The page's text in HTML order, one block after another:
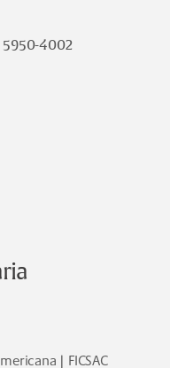
5950-4002
| FICSAC